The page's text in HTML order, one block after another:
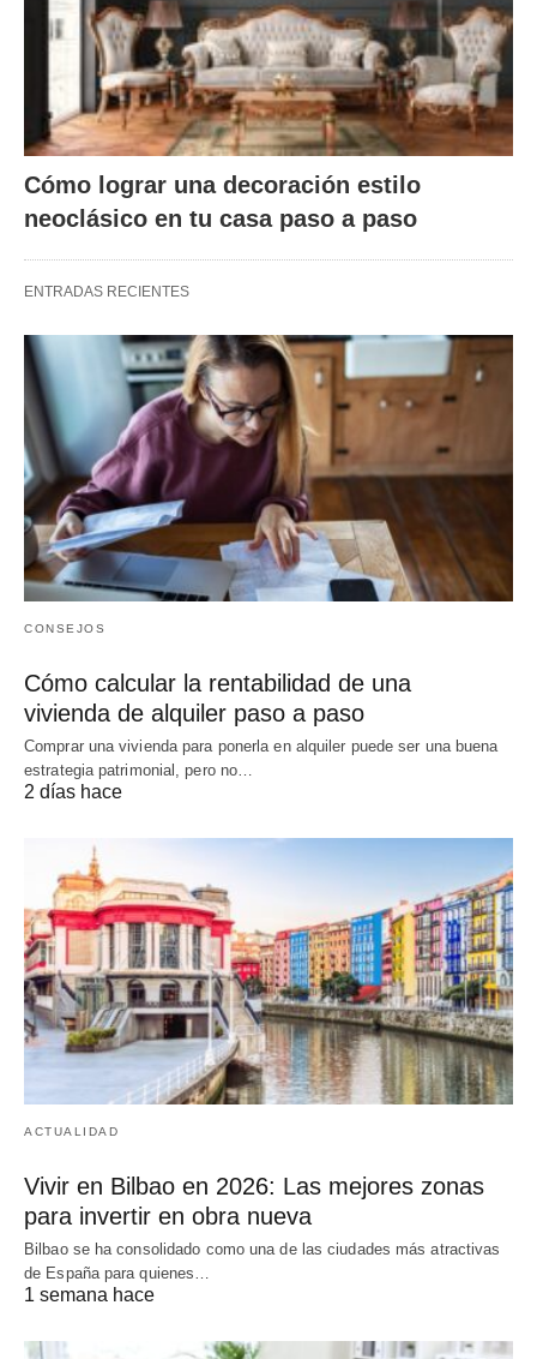
Cómo lograr una decoración estilo
neoclásico en tu casa paso a paso
ENTRADAS RECIENTES
CONSEJOS
Cómo calcular la rentabilidad de una
vivienda de alquiler paso a paso
Comprar una vivienda para ponerla en alquiler puede ser una buena
estrategia patrimonial, pero no…
2 días hace
ACTUALIDAD
Vivir en Bilbao en 2026: Las mejores zonas
para invertir en obra nueva
Bilbao se ha consolidado como una de las ciudades más atractivas
de España para quienes…
1 semana hace